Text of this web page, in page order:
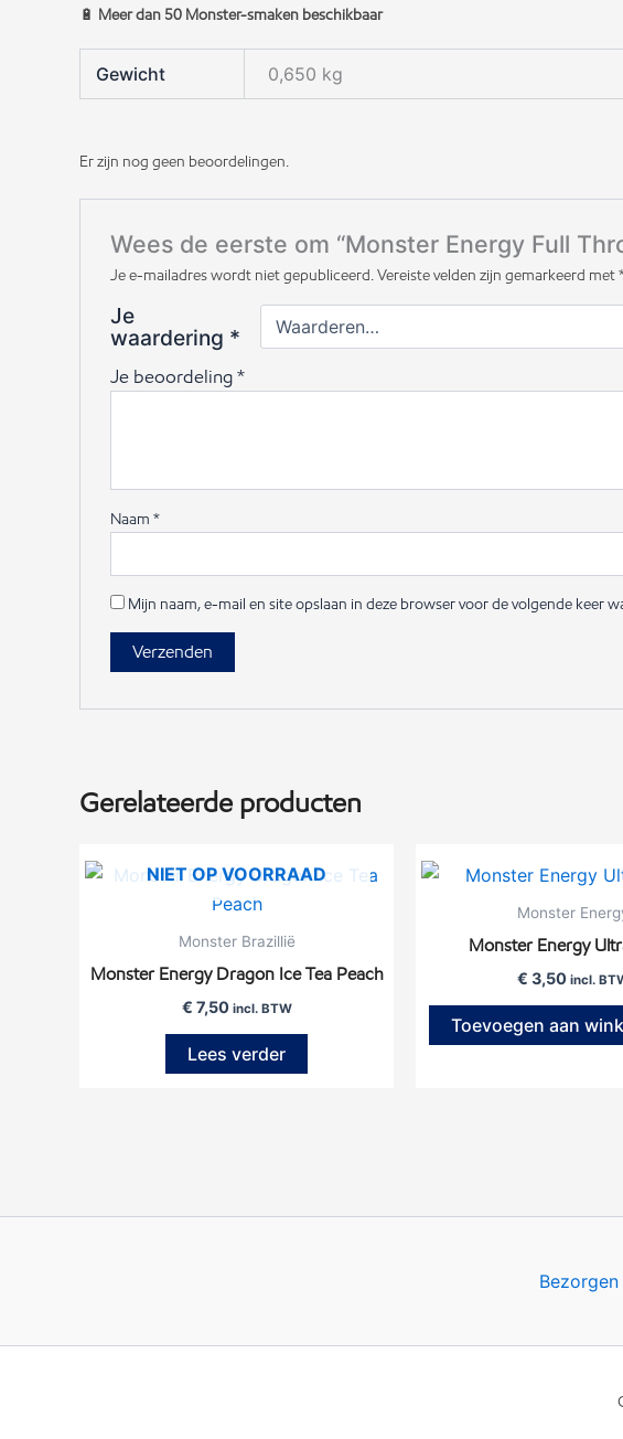
🔋 Meer dan 50 Monster-smaken beschikbaar
Gewicht 0,650 kg
Er zijn nog geen beoordelingen.
Wees de eerste om “Monster Energy Full
Je e-mailadres wordt niet gepubliceerd.Vereiste velden zijn gemarkeerd met
Je
waardering *
Je beoordeling *
Naam *
Mijn naam, e-mail en site opslaan in deze browser voor de volgende keer
Gerelateerde producten
NIET OP VOORRAAD
Monster Brazillië
Monster Energy Dragon Ice Tea Peach
€ 7,50 incl. BTW
Lees verder
Monster
Monster Energy
€ 3,50 incl.
Toevoegen aan
Bezorgen